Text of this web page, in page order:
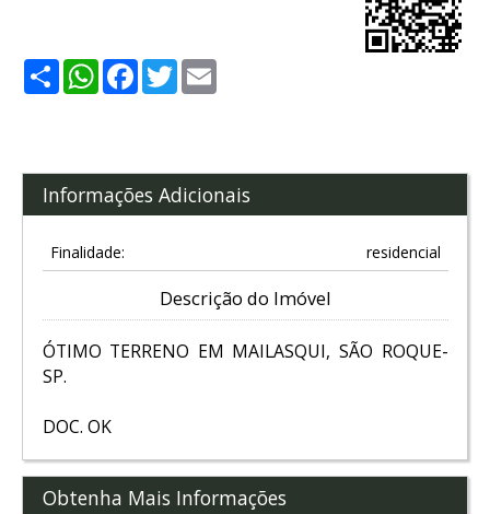
ShareWhatsApp
Facebook
Twitter
Informações Adicionais
Finalidade: residencial
Descrição do Imóvel
ÓTIMO TERRENO EM MAILASQUI, SÃO ROQUE-
SP.
DOC. OK
Obtenha Mais Informações